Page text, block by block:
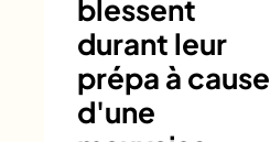
blessent
durant leur
prépa à cause
d'une